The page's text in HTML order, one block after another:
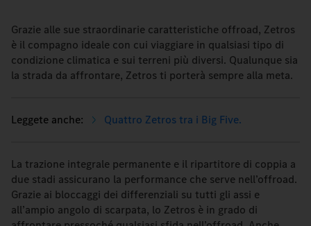
Grazie alle sue straordinarie caratteristiche offroad, Zetros
è il compagno ideale con cui viaggiare in qualsiasi tipo di
condizione climatica e sui terreni più diversi. Qualunque sia
la strada da affrontare, Zetros ti porterà sempre alla meta.
Quattro Zetros tra i Big Five.
La trazione integrale permanente e il ripartitore di coppia a
due stadi assicurano la performance che serve nell’offroad.
Grazie ai bloccaggi dei differenziali su tutti gli assi e
all’ampio angolo di scarpata, lo Zetros è in grado di